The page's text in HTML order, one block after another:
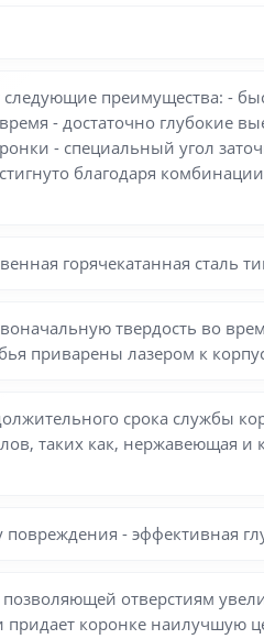
преимущества: -
- достаточно глубокие
- специальный угол
благодаря
горячекатанная сталь
твердость во
приварены лазером к
срока службы
таких как, нержавеющая и
- эффективная
отверстиям
придает коронке